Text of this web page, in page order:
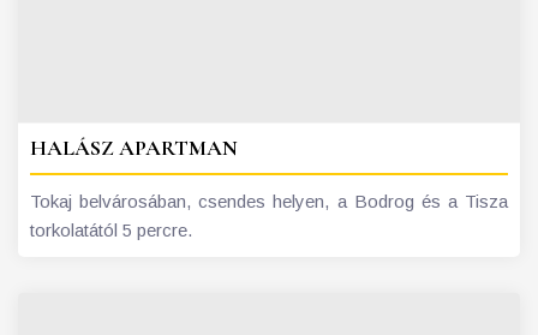
HALÁSZ APARTMAN
Tokaj belvárosában, csendes helyen, a Bodrog és a Tisza
torkolatától 5 percre.